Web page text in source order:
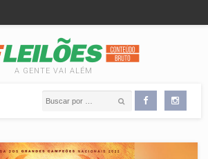
A GENTE VAI ALÉM